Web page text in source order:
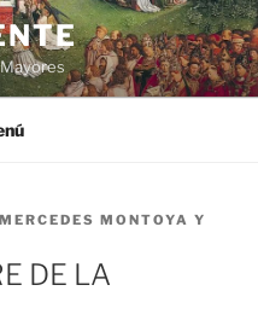
MERCEDES MONTOYA Y
DE LA